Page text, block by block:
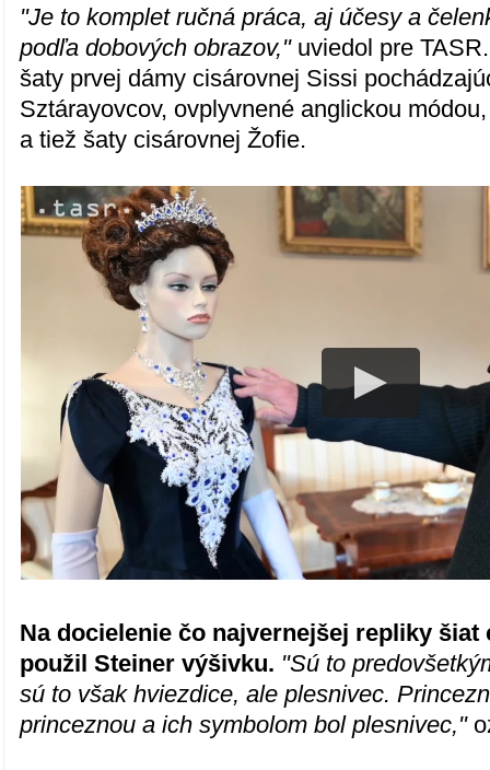
"Je to komplet ručná práca, aj účesy a
podľa dobových obrazov," uviedol pre
šaty prvej dámy cisárovnej Sissi
Sztárayovcov, ovplyvnené anglickou
a tiež šaty cisárovnej Žofie.
Na docielenie čo najvernejšej repliky
použil Steiner výšivku. "Sú to
sú to však hviezdice, ale plesnivec.
princeznou a ich symbolom bol plesnivec,"